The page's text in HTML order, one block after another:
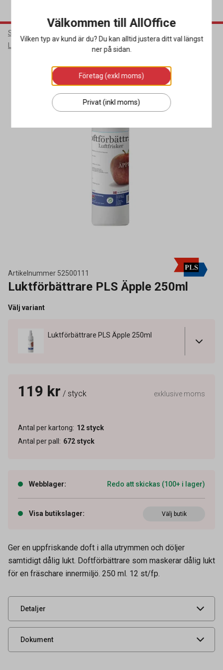
Städ & Hygien
Luktförbättrare & Luktborttagare
Artikelnummer 52500111
Luktförbättrare PLS Äpple 250ml
Välj variant
Luktförbättrare PLS Äpple 250ml
119 kr / styck exklusive moms
Antal per kartong: 12 styck
Antal per pall : 672 styck
Webblager: Redo att skickas (100+ i lager)
Visa butikslager: Välj butik
Ger en uppfriskande doft i alla utrymmen och döljer
samtidigt dålig lukt. Doftförbättrare som maskerar dålig lukt
för en fräschare innermiljö. 250 ml. 12 st/fp.
Detaljer
Artikelnummer 52500111
Leverantörens
UNSPSC 41111510
Dokument
Produktdatablad
Välkommen till AllOffice
Vilken typ av kund är du? Du kan alltid justera ditt val längst
ner på sidan.
Företag (exkl moms)
Privat (inkl moms)